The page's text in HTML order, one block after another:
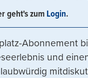
geht's zum Login.
Abonnement
und